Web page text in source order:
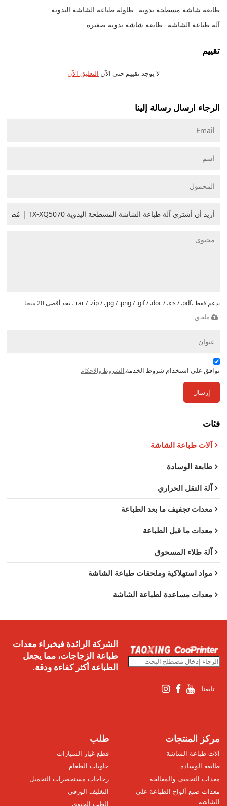
طابعة شاشة مسطحة يدوية
طاولة طباعة الشاشة اليدوية
آلة طباعة الشاشة
طابعة شاشة يدوية صغيرة
تقييم
لا يوجد تقييم حتى الآن التعليق الآن
الرجاء ارسال رسالة إلينا
يدعم فقط .rar / .zip / .jpg / .png / .gif / .doc / .xls / .pdf ، بحد أقصى 20 ميجا
ملحق
توافق على استخدام شروط الخدمة,الشروط والاحكام
إرسال
فئات
آلات طباعة الشاشة
طابعة الوسادة
آلة النقل الحراري
معدات تجفيف ما بعد الطباعة
معدات ما قبل الطباعة
آلة طلاء المسحوق
مواد استهلاكية وملحقات طباعة الشاشة
معدات مساعدة لطباعة الشاشة
الشركة الرائدة فيخبراء معدات
طباعة الزجاجات، مما يجعل
الطباعة أكثر كفاءة ودقة.
تابعنا
مركز المنتجات
آلات طباعة الشاشة
طابعة الوسادة
معدات التجفيف والمعالجة
معدات صنع ألواح الطباعة على
الشاشة
طلب
قطع غيار السيارات
حاويات الطعام
زجاجات مستحضرات التجميل
التغليف الورقي
الطب الحيوي